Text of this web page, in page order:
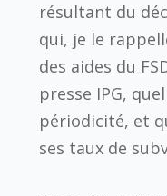
résultant du
qui, je le
des aides du
presse IPG,
périodicité, et
ses taux de